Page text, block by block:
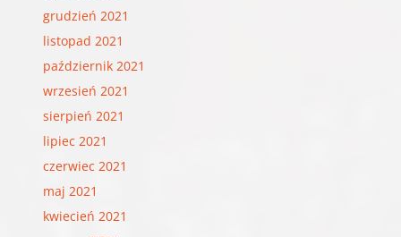
grudzień 2021
listopad 2021
październik 2021
wrzesień 2021
sierpień 2021
lipiec 2021
czerwiec 2021
maj 2021
kwiecień 2021